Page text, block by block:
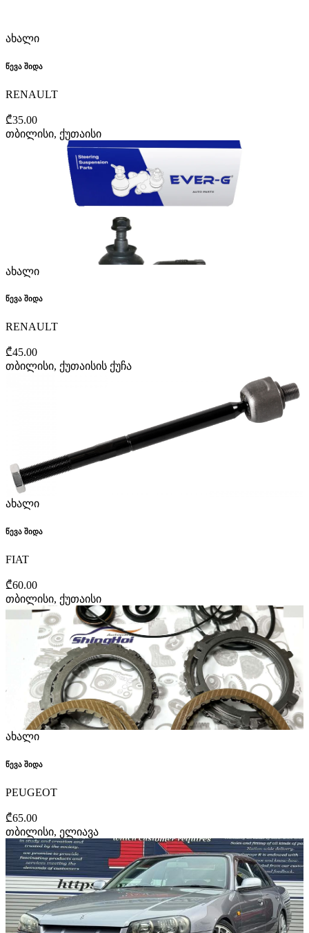
ახალი
წევა შიდა
RENAULT
₾35.00
თბილისი, ქუთაისი
ახალი
წევა შიდა
RENAULT
₾45.00
თბილისი, ქუთაისის ქუჩა
ახალი
წევა შიდა
FIAT
₾60.00
თბილისი, ქუთაისი
ახალი
წევა შიდა
PEUGEOT
₾65.00
თბილისი, ელიავა